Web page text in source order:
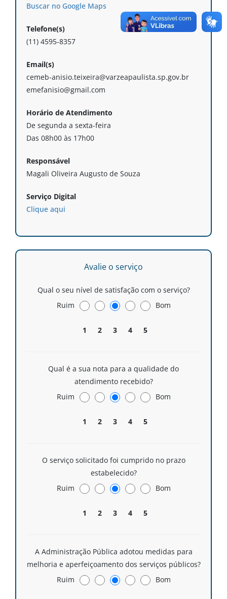
Buscar no Google Maps
Telefone(s)
(11) 4595-8357
Email(s)
cemeb-anisio.teixeira@varzeapaulista.sp.gov.br
emefanisio@gmail.com
Horário de Atendimento
De segunda a sexta-feira
Das 08h00 às 17h00
Responsável
Magali Oliveira Augusto de Souza
Serviço Digital
Clique aqui
Avalie o serviço
Qual o seu nível de satisfação com o serviço?
Ruim
1 2 3 4 5
Bom
Qual é a sua nota para a qualidade do
atendimento recebido?
Ruim
1 2 3 4 5
Bom
O serviço solicitado foi cumprido no prazo
estabelecido?
Ruim
1 2 3 4 5
Bom
A Administração Pública adotou medidas para
melhoria e aperfeiçoamento dos serviços públicos?
Ruim
Bom